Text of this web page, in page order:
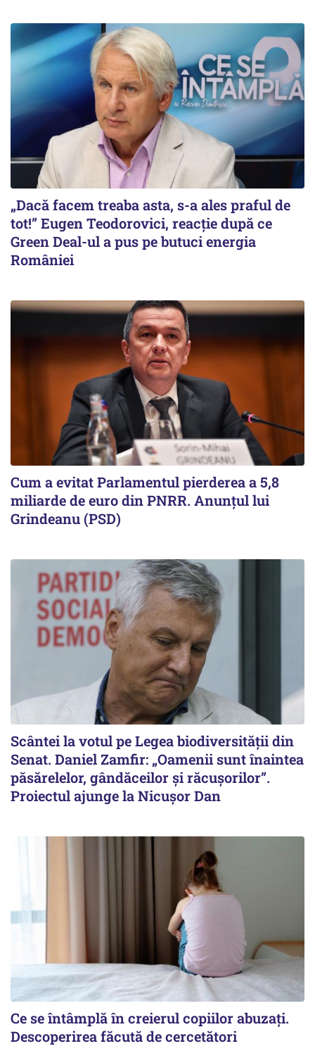
„Dacă facem treaba asta, s-a ales praful de
tot!” Eugen Teodorovici, reacție după ce
Green Deal-ul a pus pe butuci energia
României
Cum a evitat Parlamentul pierderea a 5,8
miliarde de euro din PNRR. Anunțul lui
Grindeanu (PSD)
Scântei la votul pe Legea biodiversității din
Senat. Daniel Zamfir: „Oamenii sunt înaintea
păsărelelor, gândăceilor și răcușorilor”.
Proiectul ajunge la Nicușor Dan
Ce se întâmplă în creierul copiilor abuzați.
Descoperirea făcută de cercetători